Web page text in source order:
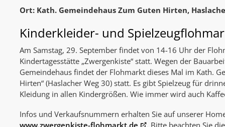
Ort: Kath. Gemeindehaus Zum Guten Hirten,
Kinderkleider- und
Am Samstag, 29. September findet von 14-16 Uhr der
Kindertagesstätte „Zwergenkiste“ statt. Wegen der
Gemeindehaus findet der Flohmarkt dieses Mal im Kath.
Hirten“ (Haslacher Weg 30) statt. Es gibt Spielzeug für
Kleidung in allen Kindergrößen. Wie immer wird auch
Infos und Verkaufsnummern erhalten Sie auf unserer
www.zwergenkiste-flohmarkt.de
. Bitte beachten Sie